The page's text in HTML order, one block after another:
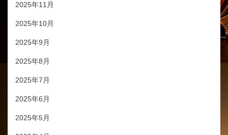
2025年11月
2025年10月
2025年9月
2025年8月
2025年7月
2025年6月
2025年5月